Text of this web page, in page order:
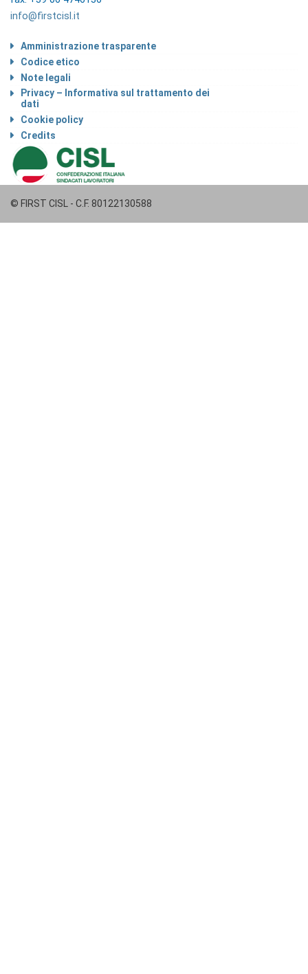
info@firstcisl.it
Amministrazione trasparente
Codice etico
Note legali
Privacy – Informativa sul trattamento dei
dati
Cookie policy
Credits
© FIRST CISL - C.F. 80122130588